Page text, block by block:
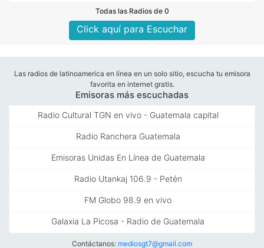
Todas las Radios de 0
Click aquí para Escuchar
Las radios de latinoamerica en línea en un solo sitio, escucha tu emisora
favorita en internet gratis.
Emisoras más escuchadas
Radio Cultural TGN en vivo - Guatemala capital
Radio Ranchera Guatemala
Emisoras Unidas En Línea de Guatemala
Radio Utankaj 106.9 - Petén
FM Globo 98.9 en vivo
Galaxia La Picosa - Radio de Guatemala
Contáctanos: mediosgt7@gmail.com